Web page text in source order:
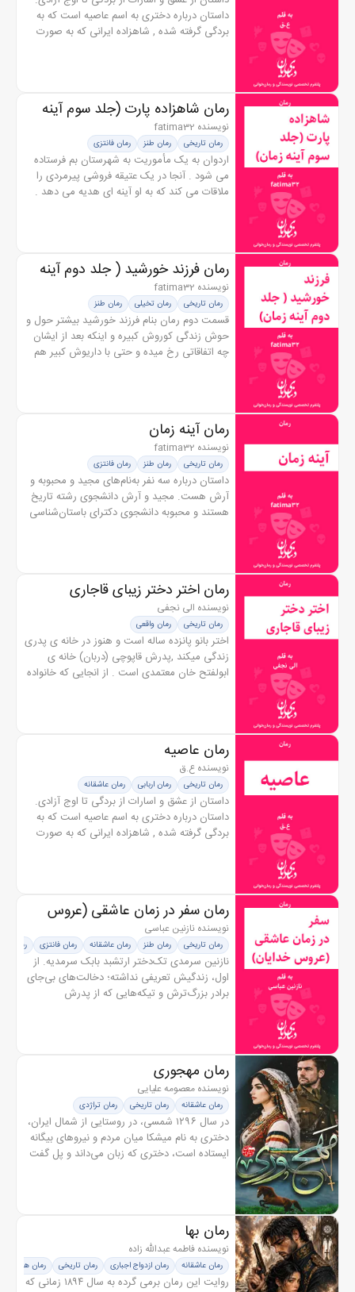
داستان درباره دختری به اسم عاصیه است که به
بردگی گرفته شده , شاهزاده ایرانی که به صورت
رمان شاهزاده پارت (جلد سوم آینه
زمان)
نویسنده fatima32
رمان تاریخی رمان طنز رمان فانتزی
اردوان به یک مأموریت به شهرستان بم فرستاده
می شود . آنجا در یک عتیقه فروشی پیرمردی را
ملاقات می کند که به او آینه ای هدیه می دهد .
رمان فرزند خورشید ( جلد دوم آینه
زمان)
نویسنده fatima32
رمان تاریخی رمان تخیلی رمان طنز
قسمت دوم رمان بنام فرزند خورشید بیشتر حول و
حوش زندگی کوروش کبیره و اینکه بعد از ایشان
چه اتفاقاتی رخ میده و حتی با داریوش کبیر هم
رمان آینه زمان
نویسنده fatima32
رمان تاریخی رمان طنز رمان فانتزی
داستان درباره سه نفر به‌نام‌های مجید و محبوبه و
آرش هست. مجید و آرش دانشجوی رشته تاریخ
هستند و محبوبه دانشجوی دکترای باستان‌شناسی
رمان اختر دختر زیبای قاجاری
نویسنده الی نجفی
رمان تاریخی رمان واقعی
اختر بانو پانزده ساله است و هنوز در خانه ی پدری
زندگی میکند ,پدرش قاپوچی (دربان) خانه ی
ابولفتح خان معتمدی است . از انجایی که خانواده
رمان عاصیه
نویسنده ع.ق
رمان تاریخی رمان اربابی رمان عاشقانه
داستان از عشق و اسارات از بردگی تا اوج آزادی.
داستان درباره دختری به اسم عاصیه است که به
بردگی گرفته شده , شاهزاده ایرانی که به صورت
رمان سفر در زمان عاشقی (عروس
خدایان)
نویسنده نازنین عباسی
رمان تاریخی رمان طنز رمان عاشقانه رمان فانتزی رمان
نازنین سرمدی تک‌دختر ارتشبد بابک سرمدیه. از
اول‌، زندگیش تعریفی نداشته؛ دخالت‌های بی‌جای
برادر بزرگ‌ترش و تیکه‌هایی که از پدرش
رمان مهجوری
نویسنده معصومه علیایی
رمان عاشقانه رمان تاریخی رمان تراژدی
در سال ۱۲۹۶ شمسی، در روستایی از شمال ایران،
دختری به نام میشکا میان مردم و نیروهای بیگانه
ایستاده است، دختری که زبان می‌داند و پل گفت‌
رمان بها
نویسنده فاطمه عبدالله زاده
رمان عاشقانه رمان ازدواج اجباری رمان تاریخی رمان هیجانی
روایت این رمان برمی گرده به سال ۱۸۹۴ زمانی که